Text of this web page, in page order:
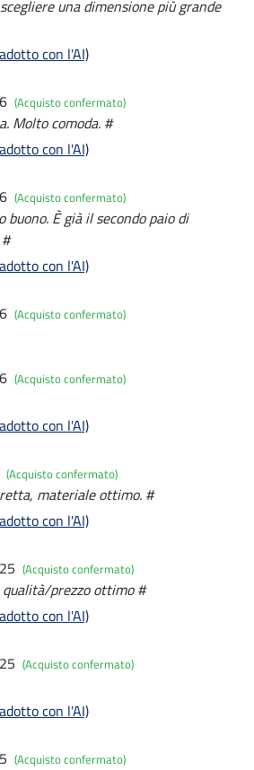
una dimensione più grande
con l'AI)
(Acquisto confermato)
Molto comoda. #
con l'AI)
(Acquisto confermato)
È già il secondo paio di
con l'AI)
(Acquisto confermato)
(Acquisto confermato)
con l'AI)
(Acquisto confermato)
materiale ottimo. #
con l'AI)
(Acquisto confermato)
prezzo ottimo #
con l'AI)
(Acquisto confermato)
con l'AI)
(Acquisto confermato)